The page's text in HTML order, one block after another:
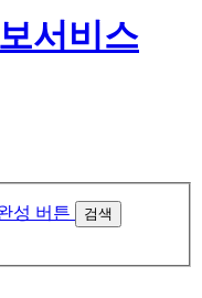
검색